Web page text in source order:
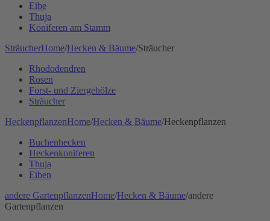
Eibe
Thuja
Koniferen am Stamm
SträucherHome/Hecken & Bäume/Sträucher
Rhododendren
Rosen
Forst- und Ziergehölze
Sträucher
HeckenpflanzenHome/Hecken & Bäume/Heckenpflanzen
Buchenhecken
Heckenkoniferen
Thuja
Eiben
andere GartenpflanzenHome/Hecken & Bäume/andere
Gartenpflanzen